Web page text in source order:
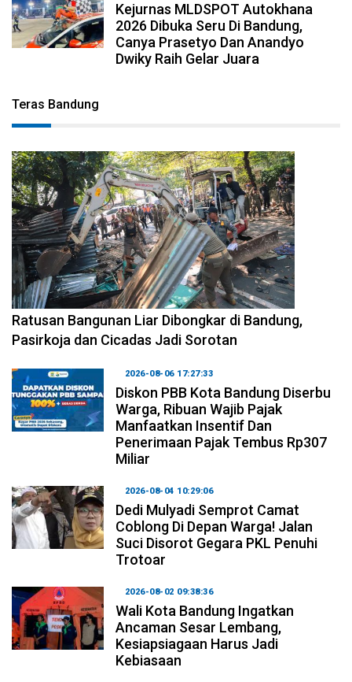
Kejurnas MLDSPOT Autokhana
2026 Dibuka Seru Di Bandung,
Canya Prasetyo Dan Anandyo
Dwiky Raih Gelar Juara
Teras Bandung
2026-08-06 17:34:08
Ratusan Bangunan Liar Dibongkar di Bandung,
Pasirkoja dan Cicadas Jadi Sorotan
2026-08-06 17:27:33
Diskon PBB Kota Bandung Diserbu
Warga, Ribuan Wajib Pajak
Manfaatkan Insentif Dan
Penerimaan Pajak Tembus Rp307
Miliar
2026-08-04 10:29:06
Dedi Mulyadi Semprot Camat
Coblong Di Depan Warga! Jalan
Suci Disorot Gegara PKL Penuhi
Trotoar
2026-08-02 09:38:36
Wali Kota Bandung Ingatkan
Ancaman Sesar Lembang,
Kesiapsiagaan Harus Jadi
Kebiasaan